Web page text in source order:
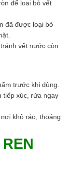
để loại bỏ vết
đã được loại bỏ
vết nước còn
trước khi dùng.
tiếp xúc, rửa ngay
khô ráo, thoáng